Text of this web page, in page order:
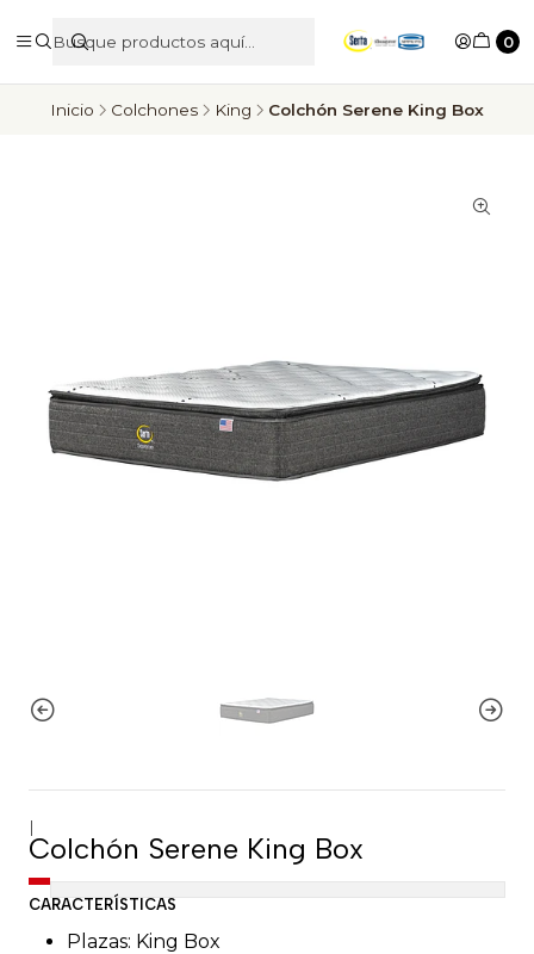
0
Inicio Colchones King Colchón Serene King Box
|
Colchón Serene King Box
CARACTERÍSTICAS
Plazas: King Box